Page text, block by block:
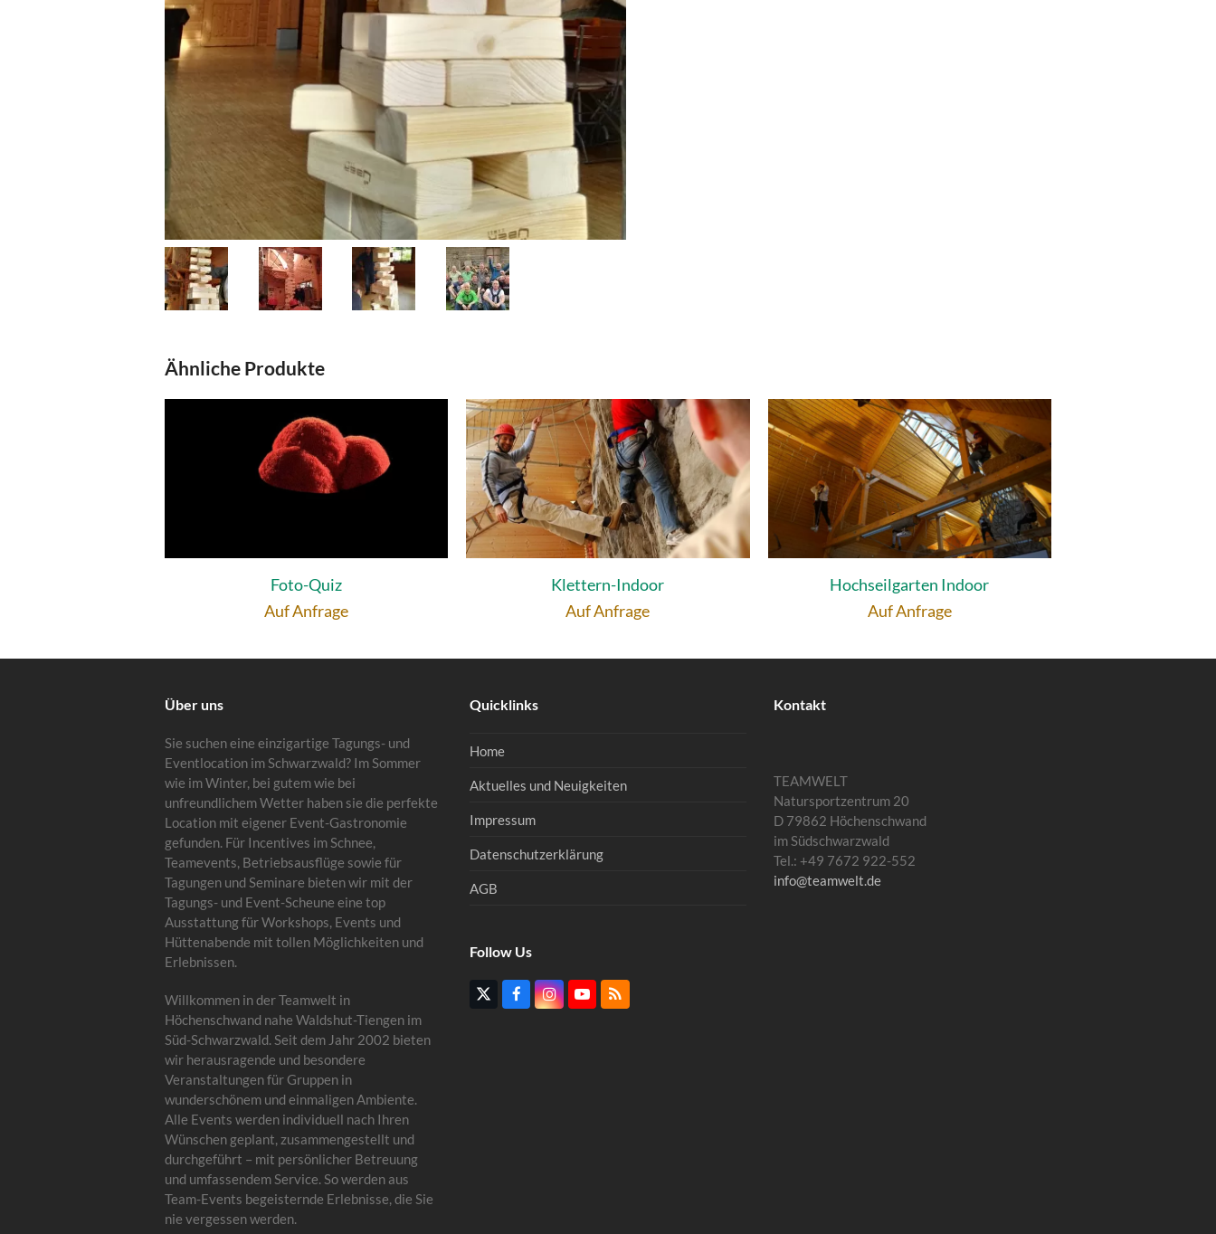
Ähnliche Produkte
Foto-Quiz
Auf Anfrage
Klettern-Indoor
Auf Anfrage
Hochseilgarten Indoor
Auf Anfrage
Über uns
Sie suchen eine einzigartige Tagungs- und
Eventlocation im Schwarzwald? Im Sommer
wie im Winter, bei gutem wie bei
unfreundlichem Wetter haben sie die perfekte
Location mit eigener Event-Gastronomie
gefunden. Für Incentives im Schnee,
Teamevents, Betriebsausflüge sowie für
Tagungen und Seminare bieten wir mit der
Tagungs- und Event-Scheune eine top
Ausstattung für Workshops, Events und
Hüttenabende mit tollen Möglichkeiten und
Erlebnissen.
Willkommen in der Teamwelt in
Höchenschwand nahe Waldshut-Tiengen im
Süd-Schwarzwald. Seit dem Jahr 2002 bieten
wir herausragende und besondere
Veranstaltungen für Gruppen in
wunderschönem und einmaligen Ambiente.
Alle Events werden individuell nach Ihren
Wünschen geplant, zusammengestellt und
durchgeführt – mit persönlicher Betreuung
und umfassendem Service. So werden aus
Team-Events begeisternde Erlebnisse, die Sie
nie vergessen werden.
Quicklinks
Home
Aktuelles und Neuigkeiten
Impressum
Datenschutzerklärung
AGB
Follow Us
TwitterFacebookInstagram
YouTube
RSS
Kontakt
TEAMWELT
Natursportzentrum 20
D 79862 Höchenschwand
im Südschwarzwald
Tel.: +49 7672 922-552
info@teamwelt.de